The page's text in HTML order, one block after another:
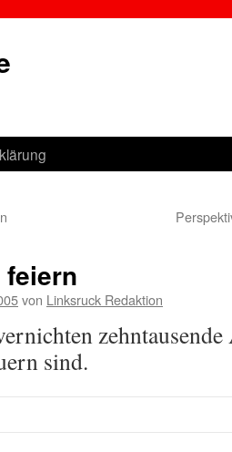
feiern
von Linksruck Redaktion
sind.